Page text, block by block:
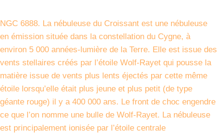
NGC 6888. La nébuleuse du Croissant est une nébuleuse
en émission située dans la constellation du Cygne, à
environ 5 000 années-lumière de la Terre. Elle est issue des
vents stellaires créés par l’étoile Wolf-Rayet qui pousse la
matière issue de vents plus lents éjectés par cette même
étoile lorsqu’elle était plus jeune et plus petit (de type
géante rouge) il y a 400 000 ans. Le front de choc engendre
ce que l’on nomme une bulle de Wolf-Rayet. La nébuleuse
est principalement ionisée par l’étoile centrale